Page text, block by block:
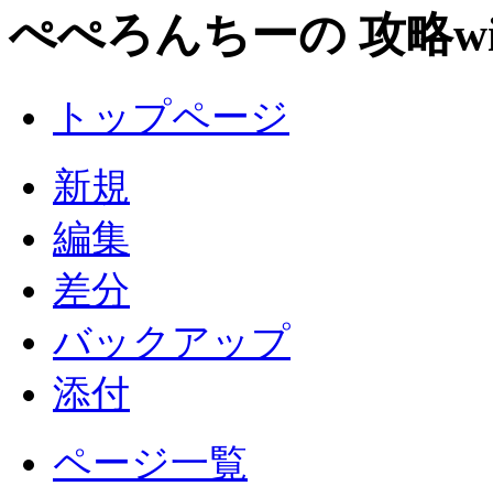
ぺぺろんちーの 攻略
トップページ
新規
編集
差分
バックアップ
添付
ページ一覧